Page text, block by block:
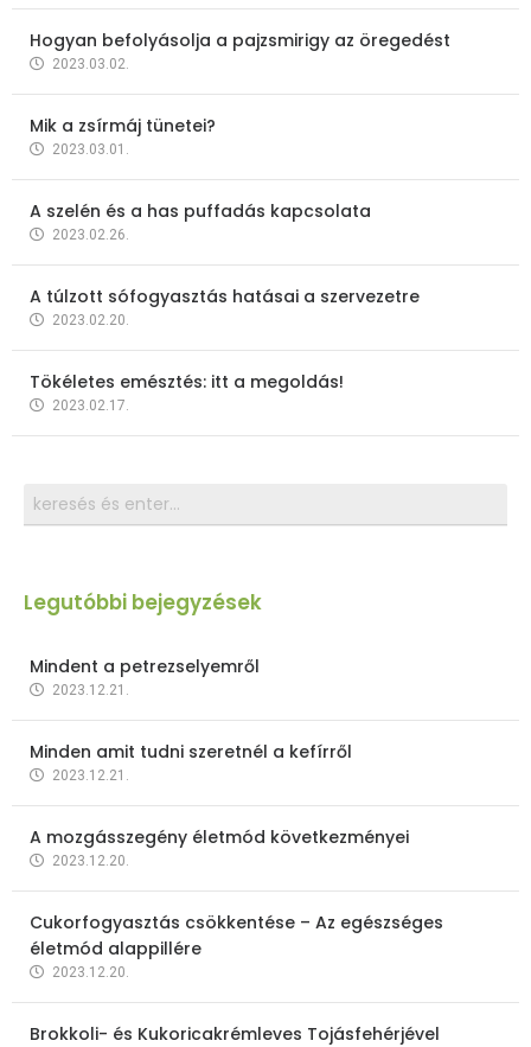
Hogyan befolyásolja a pajzsmirigy az öregedést
2023.03.02.
Mik a zsírmáj tünetei?
2023.03.01.
A szelén és a has puffadás kapcsolata
2023.02.26.
A túlzott sófogyasztás hatásai a szervezetre
2023.02.20.
Tökéletes emésztés: itt a megoldás!
2023.02.17.
Legutóbbi bejegyzések
Mindent a petrezselyemről
2023.12.21.
Minden amit tudni szeretnél a kefírről
2023.12.21.
A mozgásszegény életmód következményei
2023.12.20.
Cukorfogyasztás csökkentése – Az egészséges
életmód alappillére
2023.12.20.
Brokkoli- és Kukoricakrémleves Tojásfehérjével